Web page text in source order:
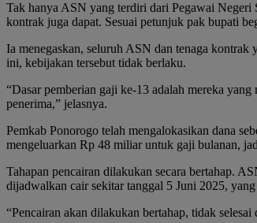
Tak hanya ASN yang terdiri dari Pegawai Negeri
kontrak juga dapat. Sesuai petunjuk pak bupati
Ia menegaskan, seluruh ASN dan tenaga
ini, kebijakan tersebut tidak berlaku.
“Dasar pemberian gaji ke-13 adalah mereka
penerima,” jelasnya.
Pemkab Ponorogo telah mengalokasikan dana
mengeluarkan Rp 48 miliar untuk gaji bulanan,
Tahapan pencairan dilakukan secara bertahap.
dijadwalkan cair sekitar tanggal 5 Juni 2025,
“Pencairan akan dilakukan bertahap, tidak